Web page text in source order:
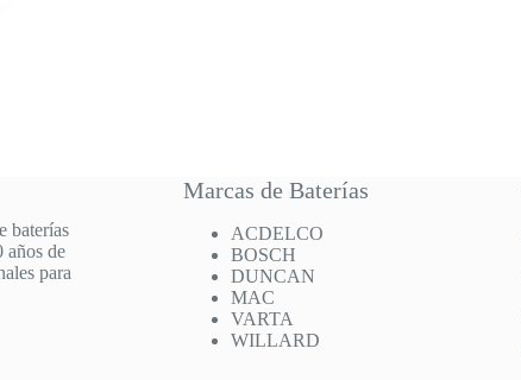
baterías
años de
para
Marcas de Baterías
ACDELCO
BOSCH
DUNCAN
MAC
VARTA
WILLARD